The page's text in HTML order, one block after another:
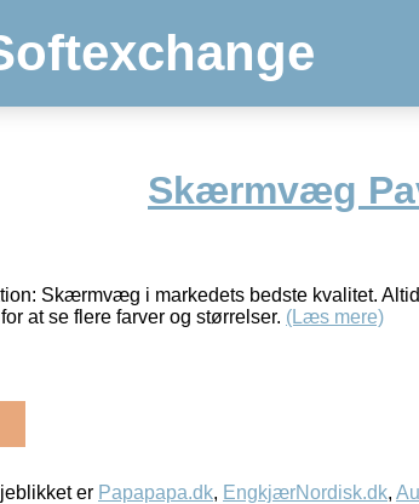
Skærmvæg
Skærmvæg i markedets bedste kvalitet.
at se flere farver og størrelser. (Læs mere)
er Papapapa.dk, EngkjærNordisk.dk,